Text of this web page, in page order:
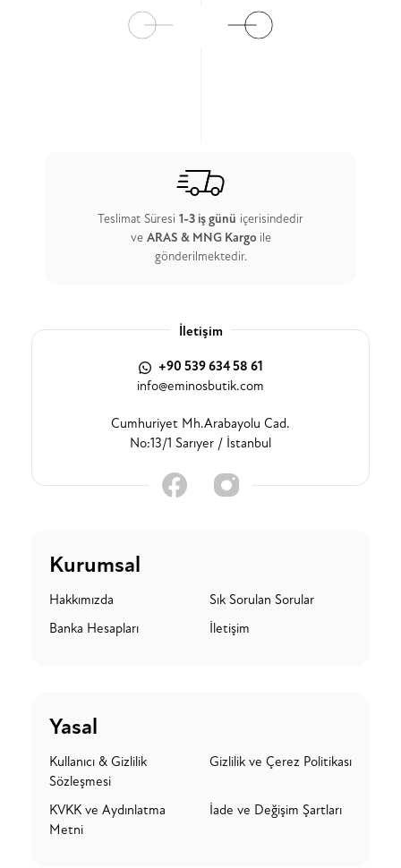
Teslimat Süresi 1-3 iş günü içerisindedir
ve ARAS & MNG Kargo ile
gönderilmektedir.
İletişim
+90 539 634 58 61
info@eminosbutik.com
Cumhuriyet Mh.Arabayolu Cad.
No:13/1 Sarıyer / İstanbul
Kurumsal
Hakkımızda
Sık Sorulan Sorular
Banka Hesapları
İletişim
Yasal
Kullanıcı & Gizlilik
Sözleşmesi
Gizlilik ve Çerez Politikası
KVKK ve Aydınlatma
Metni
İade ve Değişim Şartları